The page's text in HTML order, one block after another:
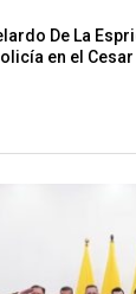
De La
en el Cesar